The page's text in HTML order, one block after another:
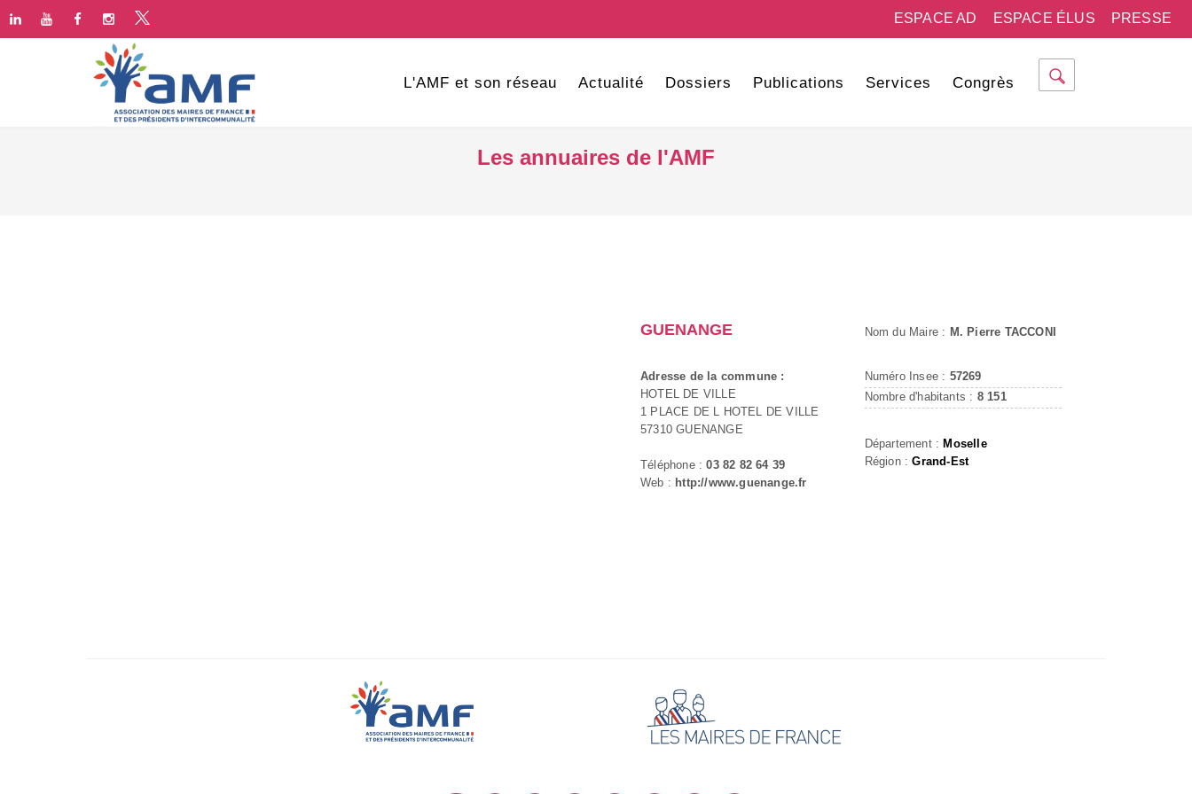
PRESSE
ESPACE ÉLUS
ESPACE AD
L'AMF et son réseau Actualité Dossiers Publications Services Congrès
Les annuaires de l'AMF
GUENANGE
Adresse de la commune :
HOTEL DE VILLE
1 PLACE DE L HOTEL DE VILLE
57310 GUENANGE
Téléphone :03 82 82 64 39
Web : http://www.guenange.fr
Nom du Maire : M. Pierre TACCONI
Numéro Insee : 57269
Nombre d'habitants : 8 151
Département : Moselle
Région :Grand-Est